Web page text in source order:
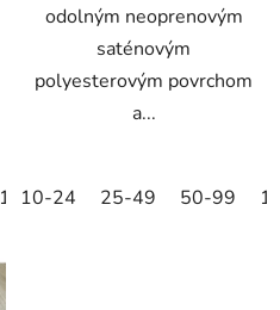
100-249 250-499 500+
odolným neoprenovým
saténovým
polyesterovým povrchom
a...
10-24 25-49 50-99